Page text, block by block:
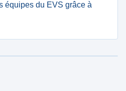
équipes du EVS grâce à